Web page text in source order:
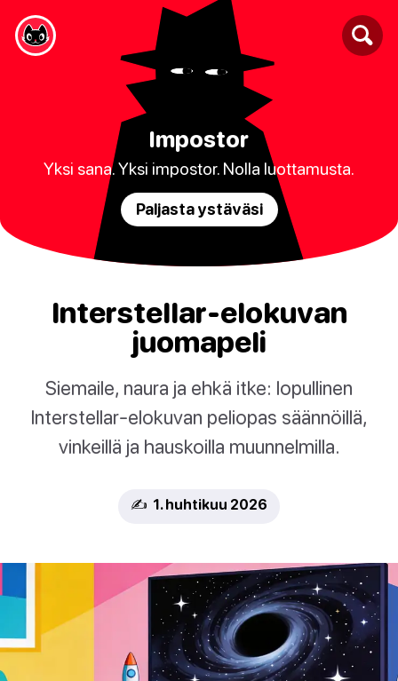
Impostor
Yksi sana. Yksi impostor. Nolla luottamusta.
Paljasta ystäväsi
Interstellar-elokuvan
juomapeli
Siemaile, naura ja ehkä itke: lopullinen
Interstellar-elokuvan peliopas säännöillä,
vinkeillä ja hauskoilla muunnelmilla.
✍️ 1. huhtikuu 2026